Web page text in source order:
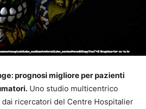
prognosi migliore per pazienti
Uno studio multicentrico
ricercatori del Centre Hospitalier